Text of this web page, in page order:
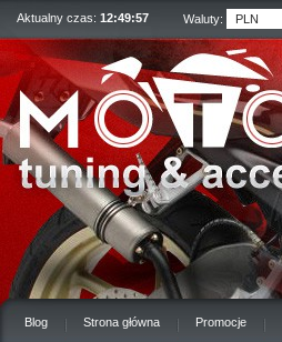
Aktualny czas: 12:49:58 Waluty:
Blog Strona główna Promocje